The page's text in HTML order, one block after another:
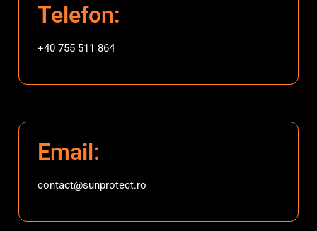
Telefon:
+40 755 511 864
Email:
contact@sunprotect.ro